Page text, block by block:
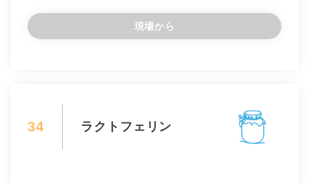
現場から
34 ラクトフェリン